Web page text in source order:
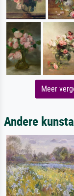
Meer
Andere